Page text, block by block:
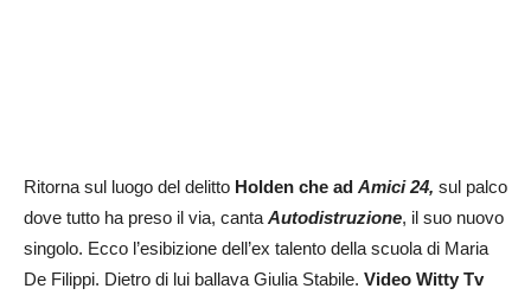
Ritorna sul luogo del delitto Holden che ad Amici 24, sul palco
dove tutto ha preso il via, cantaAutodistruzione, il suo nuovo
singolo. Ecco l’esibizione dell’ex talento della scuola di Maria
De Filippi. Dietro di lui ballava Giulia Stabile. Video Witty Tv